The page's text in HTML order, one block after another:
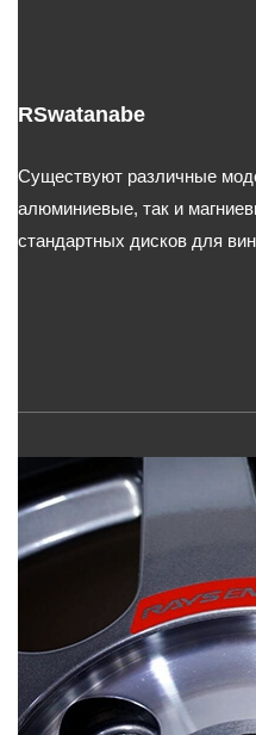
RSwatanabe
Существуют различные
алюминиевые, так и
стандартных дисков для